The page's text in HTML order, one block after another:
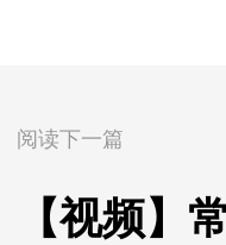
阅读下一篇
【视频】